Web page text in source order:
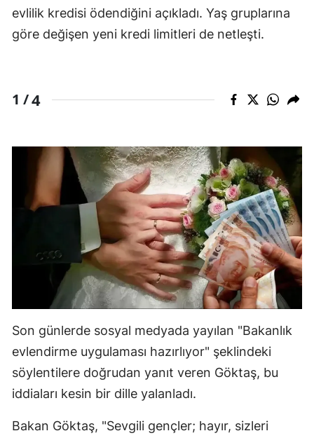
evlilik kredisi ödendiğini açıkladı. Yaş gruplarına
göre değişen yeni kredi limitleri de netleşti.
1 /4
Son günlerde sosyal medyada yayılan "Bakanlık
evlendirme uygulaması hazırlıyor" şeklindeki
söylentilere doğrudan yanıt veren Göktaş, bu
iddiaları kesin bir dille yalanladı.
Bakan Göktaş, "Sevgili gençler; hayır, sizleri